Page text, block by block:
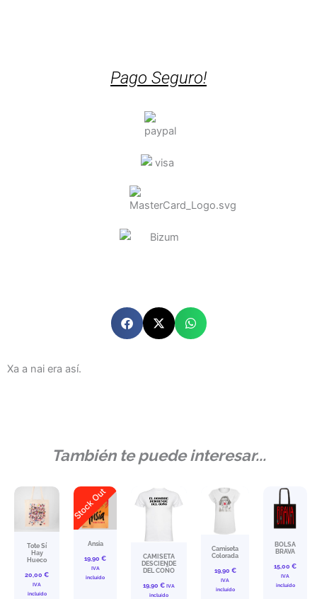
Pago Seguro!
Xa a nai era así.
También te puede interesar...
Tote Sí
Hay
Hueco
20,00 €
IVA
incluído
Stock Out
Ansia
19,90 €
IVA
incluído
CAMISETA
DESCIENDE
DEL COÑO
19,90 € IVA
incluído
Camiseta
Colorada
19,90 €
IVA
incluído
BOLSA
BRAVA
15,00 €
IVA
incluído